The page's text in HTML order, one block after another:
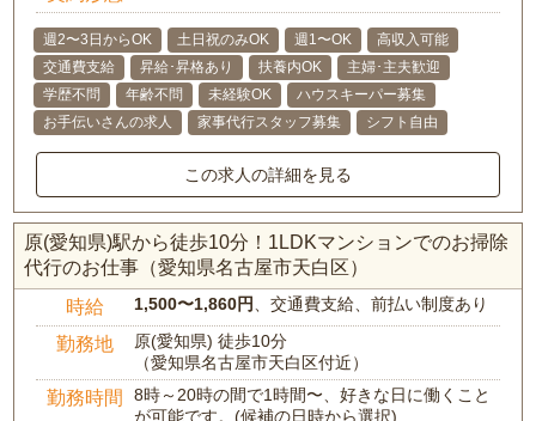
週2〜3日からOK 土日祝のみOK 週1〜OK
高収入可能
交通費支給
昇給･昇格あり 扶養内OK
主婦･主夫歓迎
学歴不問
年齢不問 未経験OK
ハウスキーパー募集
お手伝いさんの求人
家事代行スタッフ募集 シフト自由
この求人の詳細を見る
原(愛知県)駅から徒歩10分！1LDKマンションでのお掃除
代行のお仕事（愛知県名古屋市天白区）
時給 1,500〜1,860円、交通費支給、前払い制度あり
勤務地
原(愛知県) 徒歩10分
（愛知県名古屋市天白区付近）
勤務時間
8時～20時の間で1時間〜、好きな日に働くこと
が可能です。(候補の日時から選択)